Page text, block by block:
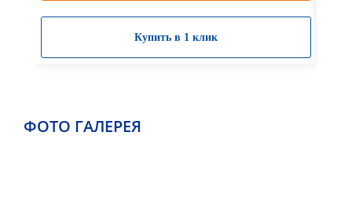
Купить в 1 клик
ФОТО ГАЛЕРЕЯ